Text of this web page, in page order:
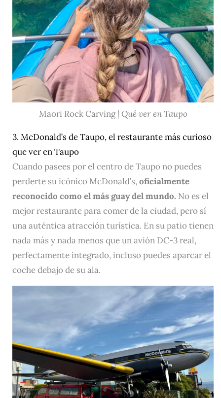
Maori Rock Carving| Qué ver en Taupo
3. McDonald’s de Taupo, el restaurante más curioso
que ver en Taupo
Cuando pasees por el centro de Taupo no puedes
perderte su icónico McDonald’s,oficialmente
reconocido como el más guay del mundo. No es el
mejor restaurante para comer de la ciudad, pero sí
una auténtica atracción turística. En su patio tienen
nada más y nada menos que un avión DC-3 real,
perfectamente integrado, incluso puedes aparcar el
coche debajo de su ala.